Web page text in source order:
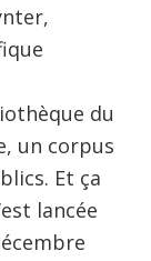
du
un corpus
Et ça
lancée